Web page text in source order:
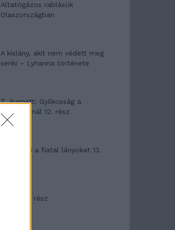
Altatógázos rablások
Olaszországban
A kislány, akit nem védett meg
senki – Lyhanna története
T. Barnett: Gyilkosság a
Garda-tónál 12. rész
T. szereti a fiatal lányokat 13.
Minka 10. rész